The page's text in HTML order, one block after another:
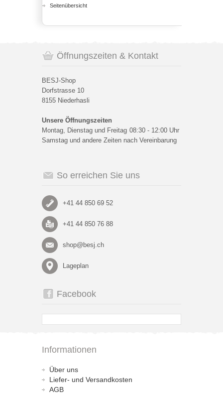
Seitenübersicht
Öffnungszeiten & Kontakt
BESJ-Shop
Dorfstrasse 10
8155 Niederhasli
Unsere Öffnungszeiten
Montag, Dienstag und Freitag 08:30 - 12:00 Uhr
Samstag und andere Zeiten nach Vereinbarung
So erreichen Sie uns
+41 44 850 69 52
+41 44 850 76 88
shop@besj.ch
Lageplan
Facebook
Informationen
Über uns
Liefer- und Versandkosten
AGB